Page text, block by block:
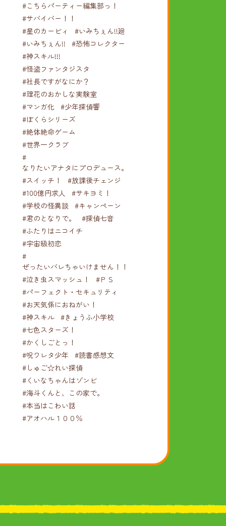
#こちらパーティー編集部っ！
#サバイバー！！
#星のカービィ
#いみちぇん!!廻
#いみちぇん!!
#恐怖コレクター
#神スキル!!!
#怪盗ファンタジスタ
#社長ですがなにか？
#理花のおかしな実験室
#マンガ化 #少年探偵響
#ぼくらシリーズ
#絶体絶命ゲーム
#世界一クラブ
#
なりたいアナタにプロデュース。
#スイッチ！
#放課後チェンジ
#100億円求人
#サキヨミ！
#学校の怪異談 #キャンペーン
#君のとなりで。
#探偵七音
#ふたりはニコイチ
#宇宙級初恋
#
ぜったいバレちゃいけません！！！
#泣き虫スマッシュ！
#ＰＳ
#パーフェクト・セキュリティ
#お天気係におねがい！
#神スキル #きょうふ小学校
#七色スターズ！
#かくしごとっ！
#呪ワレタ少年
#読書感想文
#しゅご☆れい探偵
#くいなちゃんはゾンビ
#海斗くんと、この家で。
#本当はこわい話
#アオハル１００％